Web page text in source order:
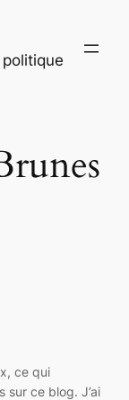
ce qui
sur ce blog. J’ai